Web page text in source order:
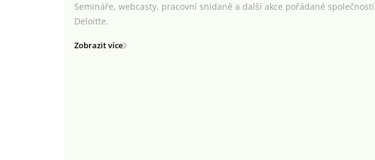
Semináře, webcasty, pracovní snídaně a další akce pořádané společností
Deloitte.
Zobrazit více